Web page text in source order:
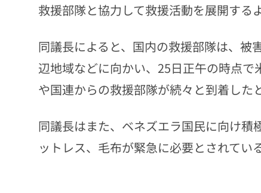
救援部隊と協力して救援活動を展開する
同議長によると、国内の救援部隊は、被
辺地域などに向かい、25日正午の時点
や国連からの救援部隊が続々と到着した
同議長はまた、ベネズエラ国民に向け
ットレス、毛布が緊急に必要とされてい